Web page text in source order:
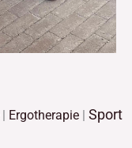
| Ergotherapie | Sport